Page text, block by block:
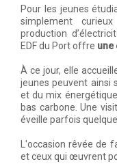
Pour les jeunes
simplement
production
EDF du Port offre une
À ce jour, elle
jeunes peuvent ainsi
et du mix
bas carbone. Une
éveille parfois
L'occasion rêvée de
et ceux qui œuvrent